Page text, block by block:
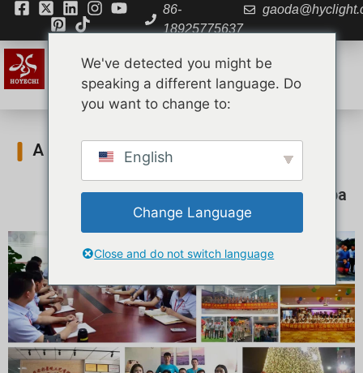
86-
18925775637
A nossa equipa
Início»Sobre nós»A nossa equipa
We've detected you might be
speaking a different language. Do
you want to change to:
English
Change Language
Close and do not switch language